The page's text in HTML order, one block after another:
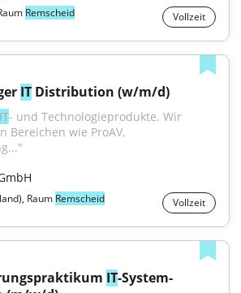
Remscheid Vollzeit
IT Distribution (w/m/d)
IT- und Technologieprodukte. Wir
Bereichen wie ProAV,
Raum Remscheid Vollzeit
IT-System-